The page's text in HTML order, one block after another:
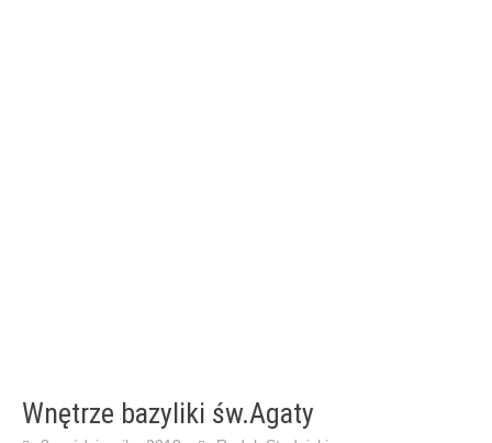
Wnętrze bazyliki św.Agaty